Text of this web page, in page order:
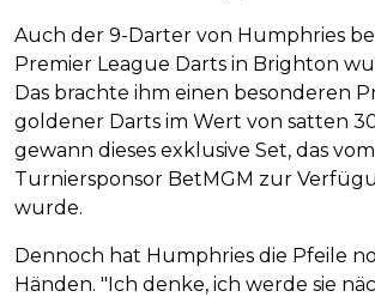
Auch der 9-Darter von Humphries
Premier League Darts in Brighton
Das brachte ihm einen besonderen
goldener Darts im Wert von satten
gewann dieses exklusive Set, das vom
Turniersponsor BetMGM zur
wurde.
Dennoch hat Humphries die Pfeile
Händen. "Ich denke, ich werde sie